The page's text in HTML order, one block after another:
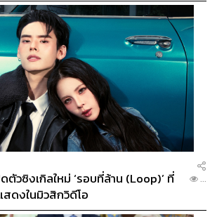
ถึงสาเหตุสำคัญที่ทำให้สภากาชาดไทย
องทางการสร้างรายได้ใหม่ เนื่องจากงบ
นการบรรเทาภัยพิบัติตอนนี้อยู่ใน
น้อย ซึ่งสาเหตุเกิดจากการใช้งบ
ปราะบางในช่วงวิกฤตโควิด-19 และ
า โดยถูกใช้ไปกว่า 500 ล้านบาท จน
งของสภากาชาดไทยที่ใช้เพื่อบรรเทา
ยู่แล้ว
ดตัวซิงเกิลใหม่ ‘รอบที่ล้าน (Loop)’ ที่
สดงในมิวสิกวิดีโอ
...